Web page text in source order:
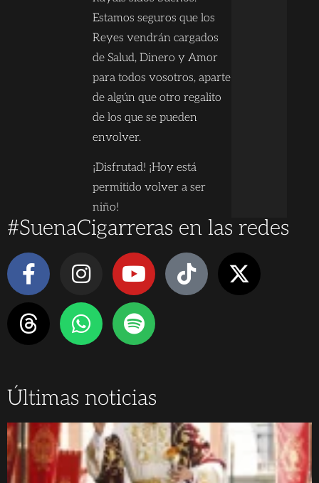
Estamos seguros que los
Reyes vendrán cargados
de Salud, Dinero y Amor
para todos vosotros, aparte
de algún que otro regalito
de los que se pueden
envolver.
¡Disfrutad! ¡Hoy está
permitido volver a ser
niño!
#SuenaCigarreras en las redes
Últimas noticias